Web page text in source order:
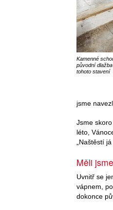
Kamenné
původní
tohoto stavení
jsme
Jsme
léto,
„Naštěstí
Měli
Uvnitř se
vápnem,
dokonce